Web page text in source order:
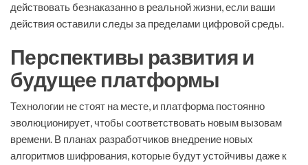
действовать безнаказанно в реальной жизни, если ваши
действия оставили следы за пределами цифровой среды.
Перспективы развития и
будущее платформы
Технологии не стоят на месте, и платформа постоянно
эволюционирует, чтобы соответствовать новым вызовам
времени. В планах разработчиков внедрение новых
алгоритмов шифрования, которые будут устойчивы даже к